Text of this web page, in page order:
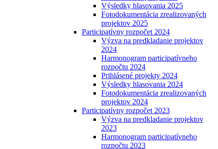
Výsledky hlasovania 2025
Fotodokumentácia zrealizovaných
projektov 2025
Participatívny rozpočet 2024
Výzva na predkladanie projektov
2024
Harmonogram participatívneho
rozpočtu 2024
Prihlásené projekty 2024
Výsledky hlasovania 2024
Fotodokumentácia zrealizovaných
projektov 2024
Participatívny rozpočet 2023
Výzva na predkladanie projektov
2023
Harmonogram participatívneho
rozpočtu 2023